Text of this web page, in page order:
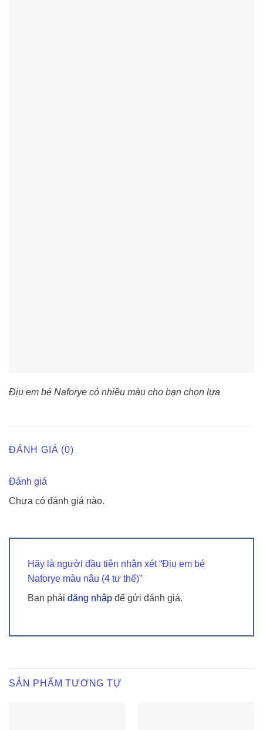
Địu em bé Naforye có nhiều màu cho bạn chọn lựa
ĐÁNH GIÁ (0)
Đánh giá
Chưa có đánh giá nào.
Hãy là người đầu tiên nhận xét “Địu em bé
Naforye màu nâu (4 tư thế)”
Bạn phải đăng nhập để gửi đánh giá.
SẢN PHẨM TƯƠNG TỰ